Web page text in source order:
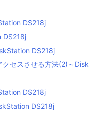
DS218j
DS218j
DS218j
クセスさせる方法(2)～Disk
DS218j
DS218j